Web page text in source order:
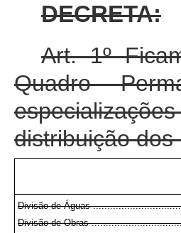
DECRETA:
Art. 1º
Quadro
distribuição
Divisão de Águas
Divisão de Obras